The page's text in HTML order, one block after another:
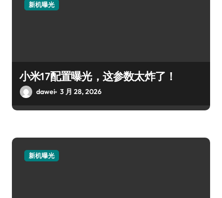
新机曝光
小米17配置曝光，这参数太炸了！
dawei 3 月 28, 2026
新机曝光